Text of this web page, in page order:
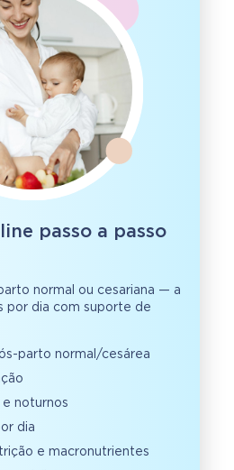
passo a passo
normal ou cesariana — a
por dia com suporte de
parto normal/cesárea
e noturnos
dia
e macronutrientes